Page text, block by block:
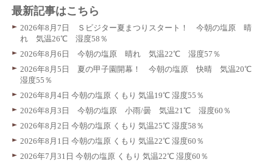
最新記事はこちら
2026年8月7日 Ｓビジター夏まつりスタート！ 今朝の塩原 晴
れ 気温26℃ 湿度58％
2026年8月6日 今朝の塩原 晴れ 気温22℃ 湿度57％
2026年8月5日 夏の甲子園開幕！ 今朝の塩原 快晴 気温20℃
湿度55％
2026年8月4日 今朝の塩原 くもり 気温19℃ 湿度55％
2026年8月3日 今朝の塩原 小雨/曇 気温21℃ 湿度60％
2026年8月2日 今朝の塩原 くもり 気温25℃ 湿度58％
2026年8月1日 今朝の塩原 くもり 気温22℃ 湿度60％
2026年7月31日 今朝の塩原 くもり 気温22℃ 湿度60％